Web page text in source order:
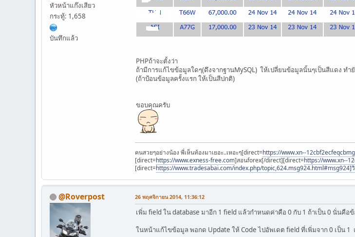
หัวหน้าแก๊งเสียว
กระทู้: 1,658
บันทึกแล้ว
PHPถ้าจะตั้งว่า
ถ้ามีการแก้ไขข้อมูลใดๆ(ดึงจากฐานMySQL) ให้เปลี่ยนข้อมูลนั้นๆเป็นสีแดง ทำ
(ถ้าป้อนข้อมูลครั้งแรก ให้เป็นสีปกติ)
ขอบคุณครับ
คนสวยๆอย่างน้อง พี่เห็นท้องมาเยอะ..เหอะๆ[direct=https://www.xn--
[direct=https://www.exness-free.com]สอนforex[/direct][direct=https://www.xn--
[direct=https://www.tradesabai.com/index.php/
@Roverpost 26 พฤศจิกายน 2014, 11:36:12
เพิ่ม field ใน database มาอีก 1 field แล้วกำหนดค่าคือ 0 กับ 1 ถ้าเป็น 0 นั่นคื
ในหน้าแก้ไขข้อมูล พอกด Update ให้ Code ไปอัพเดต field ที่เพิ่มจาก 0 เป็น